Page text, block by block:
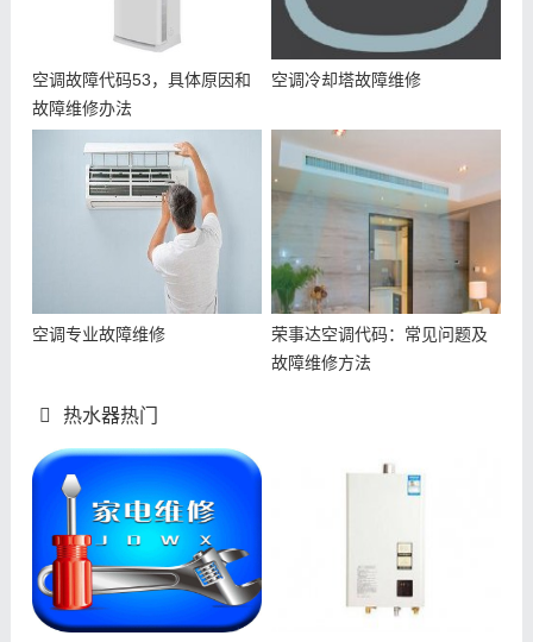
空调故障代码53，具体原因和
故障维修办法
空调冷却塔故障维修
空调专业故障维修
荣事达空调代码：常见问题及
故障维修方法
热水器热门